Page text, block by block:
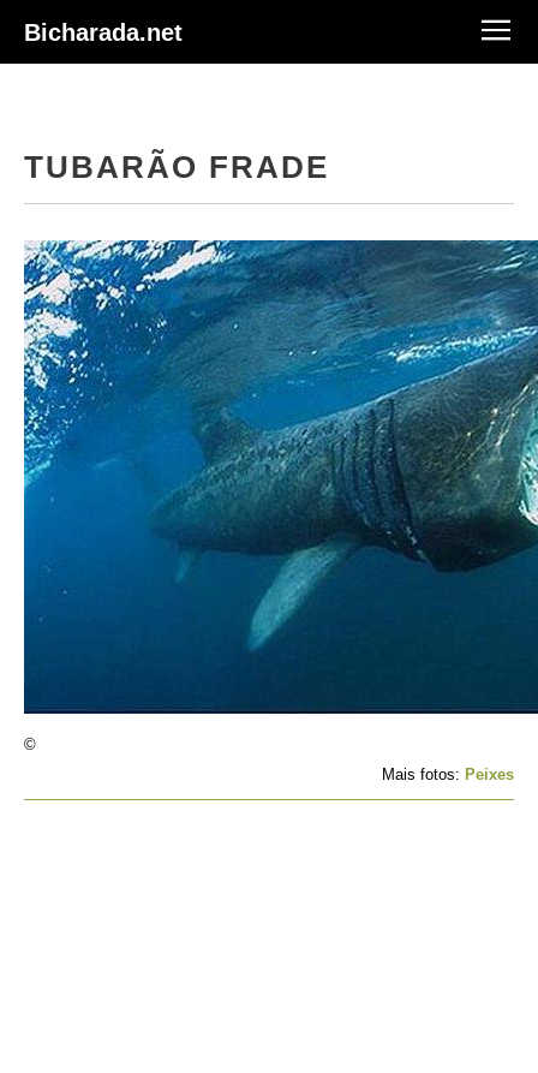
Bicharada.net
TUBARÃO FRADE
©
Mais fotos: Peixes